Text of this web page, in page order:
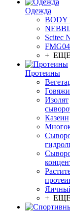
Одежда
BODY
Scitec
FMG04
+ ЕЩЕ
Протеины
Изолят
Казеин
+